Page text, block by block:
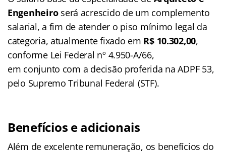
Engenheiroserá acrescido de um complemento
salarial, a fim de atender o piso mínimo legal da
categoria, atualmente fixado em R$ 10.302,00,
conforme Lei Federal nº 4.950-A/66,
em conjunto com a decisão proferida na ADPF 53,
pelo Supremo Tribunal Federal (STF).
Benefícios e adicionais
Além de excelente remuneração, os benefícios do